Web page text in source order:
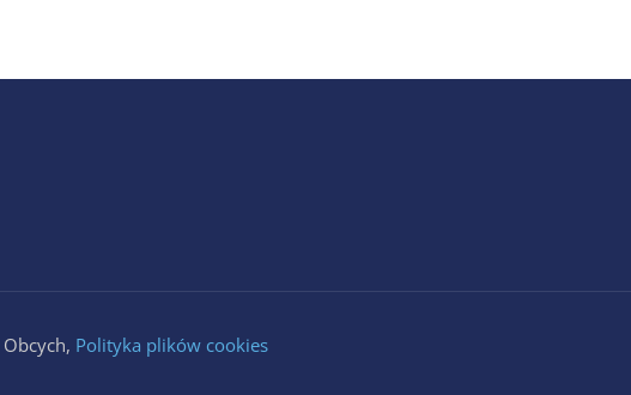
Obcych, Polityka plików cookies